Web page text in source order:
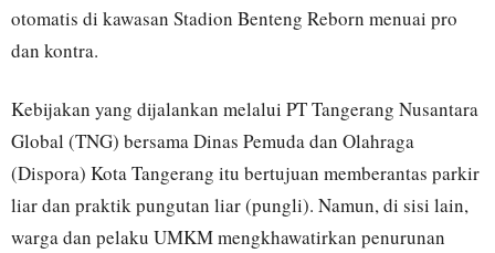
otomatis di kawasan Stadion Benteng Reborn menuai pro
dan kontra.
Kebijakan yang dijalankan melalui PT Tangerang Nusantara
Global (TNG) bersama Dinas Pemuda dan Olahraga
(Dispora) Kota Tangerang itu bertujuan memberantas parkir
liar dan praktik pungutan liar (pungli). Namun, di sisi lain,
warga dan pelaku UMKM mengkhawatirkan penurunan